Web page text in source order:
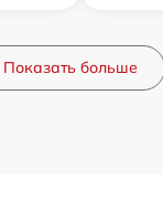
Показать больше